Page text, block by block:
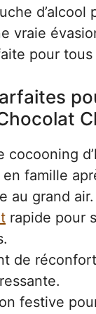
d’alcool
vraie
pour tous
cocooning
famille
au grand air.
rapide pour
de
festive